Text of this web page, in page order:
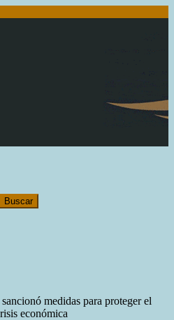
medidas para proteger el
económica